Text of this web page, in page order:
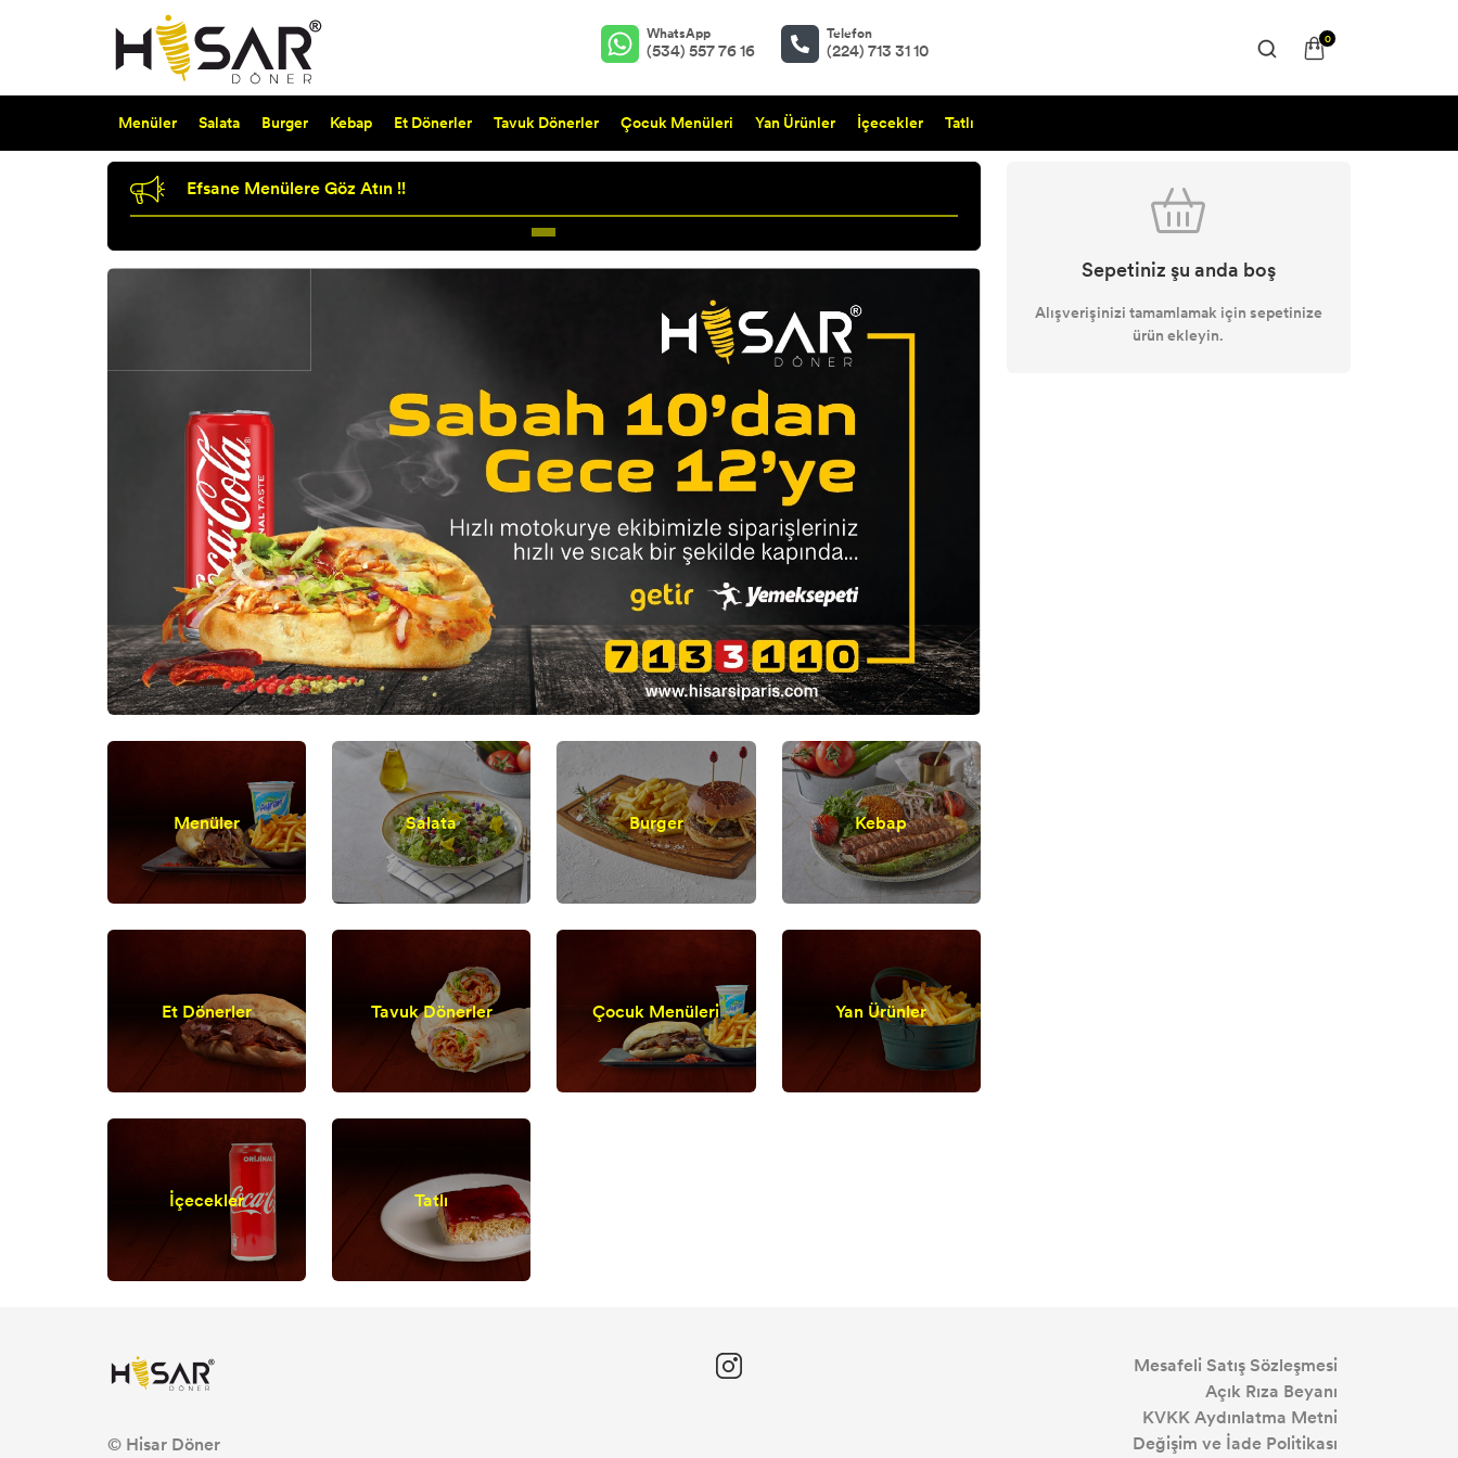
WhatsApp
(534) 557 76 16
Telefon
(224) 713 31 10
0
Menüler Salata Burger Kebap Et Dönerler Tavuk Dönerler Çocuk Menüleri Yan Ürünler İçecekler Tatlı
Efsane Menülere Göz Atın !!
Menüler Salata Burger Kebap
Et Dönerler Tavuk Dönerler Çocuk Menüleri Yan Ürünler
İçecekler Tatlı
Sepetiniz şu anda boş
Alışverişinizi tamamlamak için sepetinize
ürün ekleyin.
© Hisar Döner
Mesafeli Satış Sözleşmesi
Açık Rıza Beyanı
KVKK Aydınlatma Metni
Değişim ve İade Politikası